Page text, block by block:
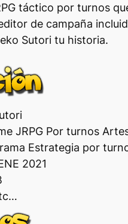
táctico por turnos
de campaña
Sutori tu historia.
JRPG Por turnos
Estrategia por
2021